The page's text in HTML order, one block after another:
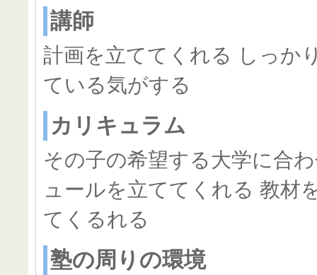
講師
計画を立ててくれる しっか
ている気がする
カリキュラム
その子の希望する大学に合
ュールを立ててくれる 教材
てくるれる
塾の周りの環境